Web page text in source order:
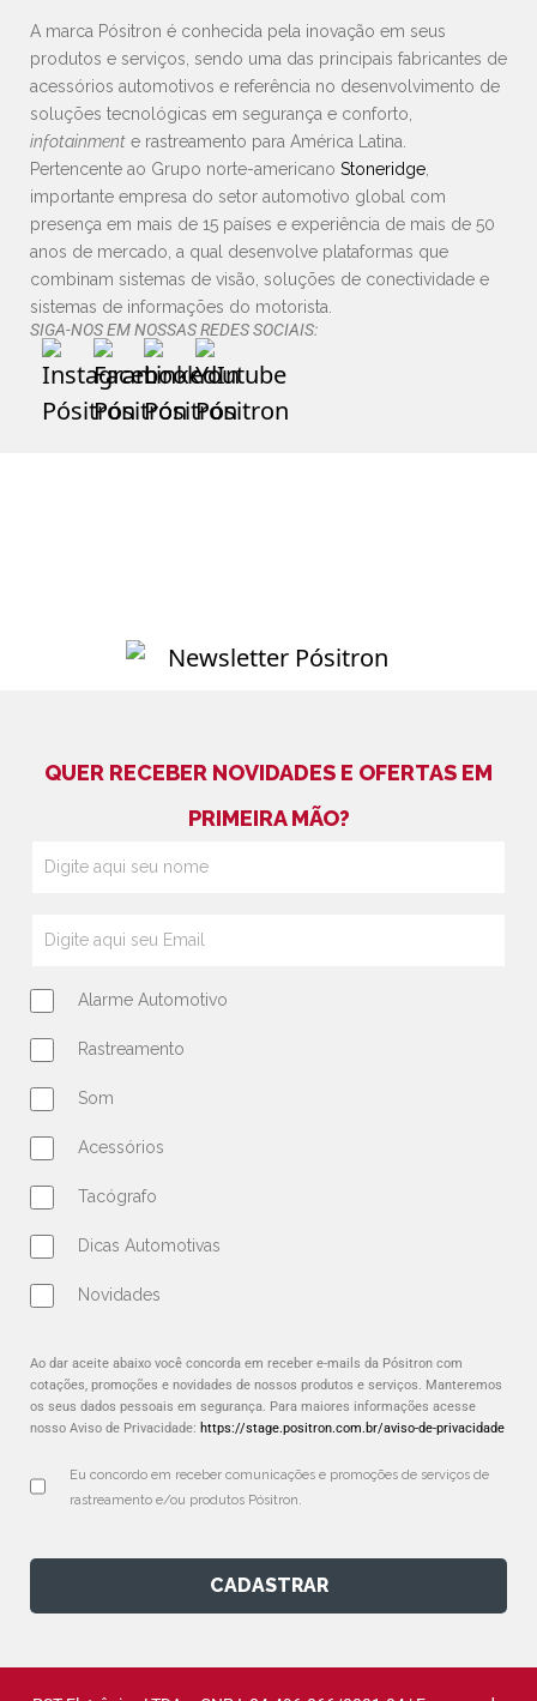
A marca Pósitron é conhecida pela inovação em seus
produtos e serviços, sendo uma das principais fabricantes de
acessórios automotivos e referência no desenvolvimento de
soluções tecnológicas em segurança e conforto,
infotainment e rastreamento para América Latina.
Pertencente ao Grupo norte-americano Stoneridge
importante empresa do setor automotivo global com
presença em mais de 15 países e experiência de mais de 50
anos de mercado, a qual desenvolve plataformas que
combinam sistemas de visão, soluções de conectividade e
sistemas de informações do motorista.
SIGA-NOS EM NOSSAS REDES SOCIAIS:
QUER RECEBER NOVIDADES E OFERTAS EM
PRIMEIRA MÃO?
Alarme Automotivo
Rastreamento
Som
Acessórios
Tacógrafo
Dicas Automotivas
Novidades
Ao dar aceite abaixo você concorda em receber e-mails da Pósitron com
cotações, promoções e novidades de nossos produtos e serviços. Manteremos
os seus dados pessoais em segurança. Para maiores informações acesse
nosso Aviso de Privacidade: https://stage.positron.com.br/aviso-de-privacidade
Eu concordo em receber comunicações e promoções de serviços de
rastreamento e/ou produtos Pósitron.
CADASTRAR